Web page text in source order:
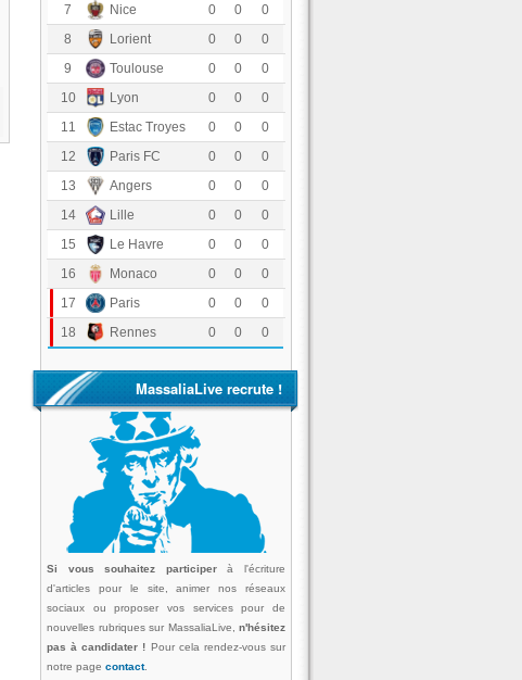
7
OGC Nice 0 0
0
8
FC Lorient 0 0
0
9
Toulouse FC 0 0
0
10
Olympique Lyonnais
0 0
0
11
Estac Troyes 0 0
0
12
Paris FC 0 0
0
13
Angers SCO 0 0
0
14
LOSC Lille 0 0
0
15
Havre Athletic Club
0 0
0
16
AS Monaco 0 0
0
17
Paris Saint-Germain
0 0
0
18
Stade Rennais FC
0 0 0
MassaliaLive recrute !
Si vous souhaitez participerà l'écriture
d'articles pour le site, animer nos réseaux
sociaux ou proposer vos services pour de
nouvelles rubriques sur MassaliaLive, n'hésitez
pas à candidater ! Pour cela rendez-vous sur
notre page contact.